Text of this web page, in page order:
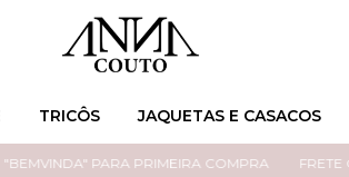
TRICÔS JAQUETAS E CASACOS
PARA PRIMEIRA COMPRA FRETE GRÁTIS